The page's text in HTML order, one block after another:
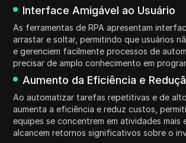
Interface Amigável ao Usuário
As ferramentas de RPA apresentam
arrastar e soltar, permitindo que usuários
e gerenciem facilmente processos de
precisar de amplo conhecimento em
Aumento da Eficiência e
Ao automatizar tarefas repetitivas e de alto
aumenta a eficiência e reduz custos,
equipes se concentrem em atividades mais
alcancem retornos significativos sobre o